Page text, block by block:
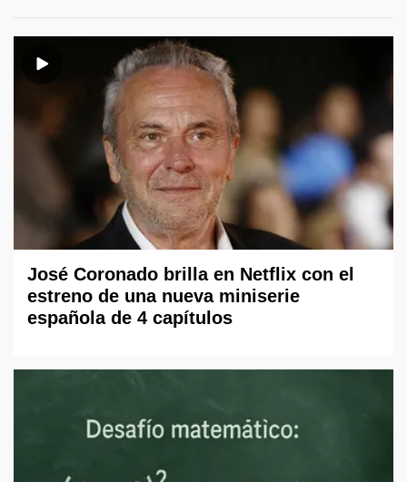
José Coronado brilla en Netflix con el
estreno de una nueva miniserie
española de 4 capítulos